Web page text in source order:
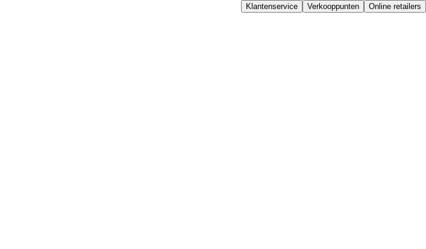
Klantenservice Verkooppunten Online retailers